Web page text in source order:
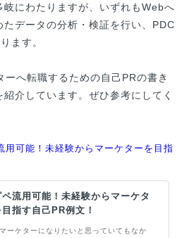
にわたりますが、いずれもWebへ
データの分析・検証を行い、PDC
ます。
ーへ転職するための自己PRの書き
介しています。ぜひ参考にしてく
用可能！未経験からマーケターを目指
ペ流用可能！未経験からマーケタ
目指す自己PR例文！
ーケターになりたいと思っていてもなか